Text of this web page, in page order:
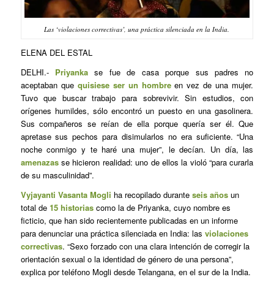
Las ‘violaciones correctivas’, una práctica silenciada en la India.
ELENA DEL ESTAL
DELHI.- Priyanka se fue de casa porque sus padres no
aceptaban que quisiese ser un hombreen vez de una mujer.
Tuvo que buscar trabajo para sobrevivir. Sin estudios, con
orígenes humildes, sólo encontró un puesto en una gasolinera.
Sus compañeros se reían de ella porque quería ser él. Que
apretase sus pechos para disimularlos no era suficiente. “Una
noche conmigo y te haré una mujer”, le decían. Un día, las
amenazas se hicieron realidad: uno de ellos la violó “para curarla
de su masculinidad”.
Vyjayanti Vasanta Mogli ha recopilado durante seis añosun
total de 15 historiascomo la de Priyanka, cuyo nombre es
ficticio, que han sido recientemente publicadas en un informe
para denunciar una práctica silenciada en India: las violaciones
correctivas. “Sexo forzado con una clara intención de corregir la
orientación sexual o la identidad de género de una persona”,
explica por teléfono Mogli desde Telangana, en el sur de la India.